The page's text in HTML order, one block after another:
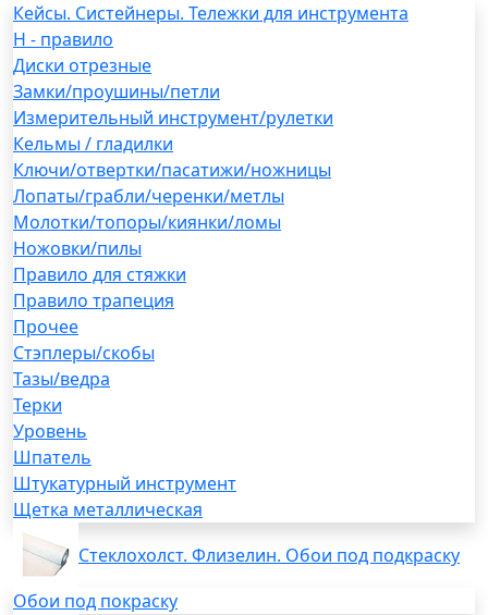
Кейсы. Систейнеры. Тележки для инструмента
H - правило
Диски отрезные
Замки/проушины/петли
Измерительный инструмент/рулетки
Кельмы / гладилки
Ключи/отвертки/пасатижи/ножницы
Лопаты/грабли/черенки/метлы
Молотки/топоры/киянки/ломы
Ножовки/пилы
Правило для стяжки
Правило трапеция
Прочее
Стэплеры/скобы
Тазы/ведра
Терки
Уровень
Шпатель
Штукатурный инструмент
Щетка металлическая
Стеклохолст. Флизелин. Обои под подкраску
Обои под покраску